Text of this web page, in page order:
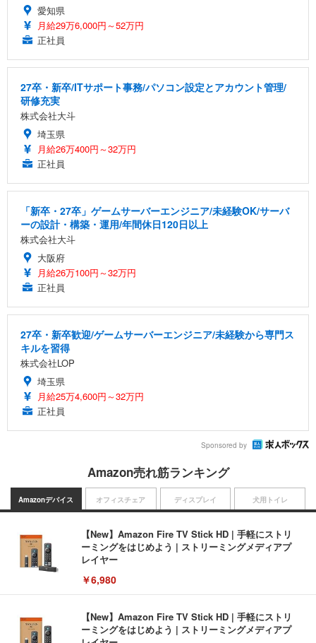
愛知県
月給29万6,000円～52万円
正社員
27卒・新卒/ITサポート事務/パソコン設定とアカウント管理/
研修充実
株式会社大斗
埼玉県
月給26万400円～32万円
正社員
「新卒・27卒」ゲームサーバーエンジニア/未経験OK/サーバ
ーの設計・構築・運用/年間休日120日以上
株式会社大斗
大阪府
月給26万100円～32万円
正社員
27卒・新卒歓迎/ゲームサーバーエンジニア/未経験から専門ス
キルを習得
株式会社LOP
埼玉県
月給25万4,600円～32万円
正社員
Sponsored by
Amazon売れ筋ランキング
Amazonデバイス
【New】Amazon Fire TV Stick HD | 手軽にストリ
ーミングをはじめよう | ストリーミングメディアプ
レイヤー
￥6,980
【New】Amazon Fire TV Stick HD | 手軽にストリ
ーミングをはじめよう | ストリーミングメディアプ
オフィスチェア ディスプレイ 犬用トイレ